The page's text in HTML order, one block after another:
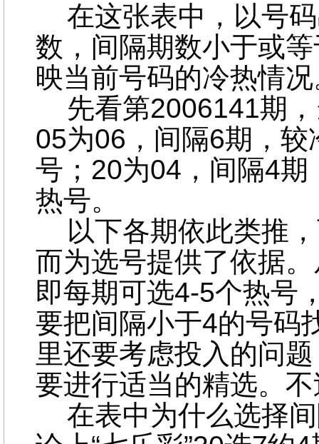
在这张表中，以号码
数，间隔期数小于或
映当前号码的冷热情
先看第2006141期，
05为06，间隔6期，
号；20为04，间隔4
热号。
以下各期依此类推，
而为选号提供了依据
即每期可选4-5个热号
要把间隔小于4的号码
里还要考虑投入的问
要进行适当的精选。
在表中为什么选择间